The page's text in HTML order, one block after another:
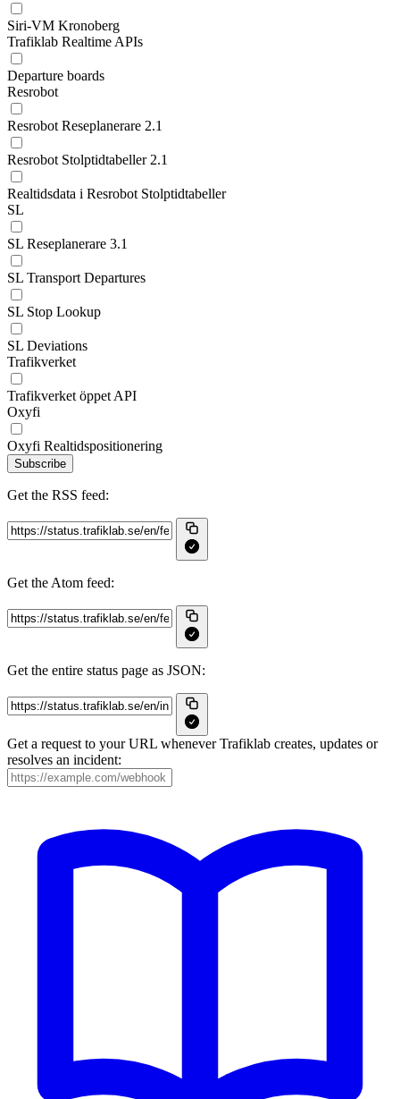
Siri-VM Kronoberg
Trafiklab Realtime APIs
Departure boards
Resrobot
Resrobot Reseplanerare 2.1
Resrobot Stolptidtabeller 2.1
Realtidsdata i Resrobot Stolptidtabeller
SL
SL Reseplanerare 3.1
SL Transport Departures
SL Stop Lookup
SL Deviations
Trafikverket
Trafikverket öppet API
Oxyfi
Oxyfi Realtidspositionering
Subscribe
Get the RSS feed:
Get the Atom feed:
Get the entire status page as JSON:
Get a request to your URL whenever Trafiklab creates, updates or
resolves an incident: